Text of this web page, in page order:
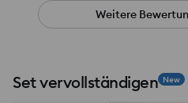
Weitere
Set vervollständigen New